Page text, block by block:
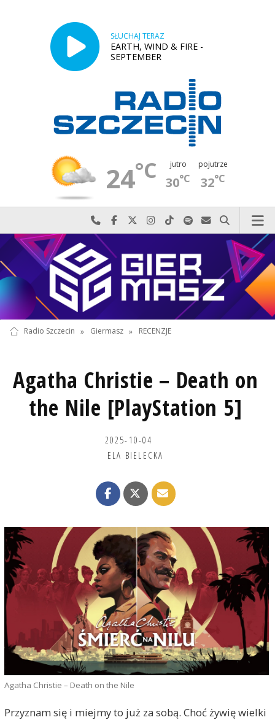
SŁUCHAJ TERAZ
EARTH, WIND & FIRE -
SEPTEMBER
24°C jutro
30°C
pojutrze
32°C
Najlepiej po prostu do nas zadzwoń
Odwiedź nas na Facebook-u
Odwiedź nas na X
Odwiedź nas na Instagram-ie
Odwiedź nas na TikTok-u
Szukaj nas na Spotify
Wyślij do nas
Szukaj
Radio Szczecin » Giermasz » RECENZJE
Agatha Christie – Death on
the Nile [PlayStation 5]
2025-10-04
ELA BIELECKA
Agatha Christie – Death on the Nile
Przyznam się i miejmy to już za sobą. Choć żywię wielki